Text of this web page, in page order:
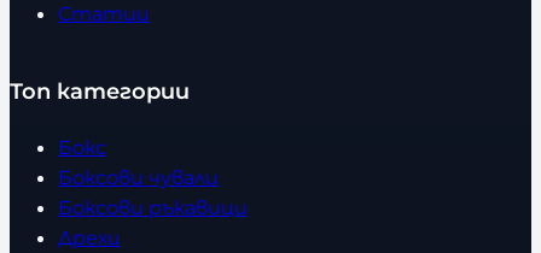
Статии
Топ категории
Бокс
Боксови чували
Боксови ръкавици
Дрехи